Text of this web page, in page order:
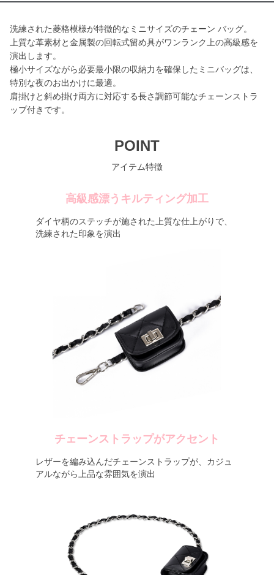
洗練された菱格模様が特徴的なミニサイズのチェーン バッグ。
上質な革素材と金属製の回転式留め具がワンランク上の高級感を
演出します。
極小サイズながら必要最小限の収納力を確保したミニバッグは、
特別な夜のお出かけに最適。
肩掛けと斜め掛け両方に対応する長さ調節可能なチェーンストラ
ップ付きです。
POINT
アイテム特徴
高級感漂うキルティング加工
ダイヤ柄のステッチが施された上質な仕上がりで、
洗練された印象を演出
チェーンストラップがアクセント
レザーを編み込んだチェーンストラップが、カジュ
アルながら上品な雰囲気を演出